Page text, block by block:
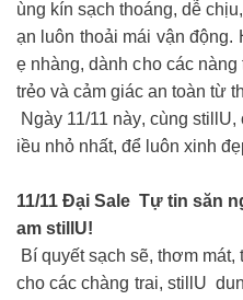
ùng kín sạch thoáng, dễ
ạn luôn thoải mái vận
ẹ nhàng, dành cho các
trẻo và cảm giác an toàn từ
Ngày 11/11 này, cùng
iều nhỏ nhất, để luôn xinh
11/11 Đại Sale Tự tin săn
am stillU!
Bí quyết sạch sẽ, thơm
cho các chàng trai, stillU